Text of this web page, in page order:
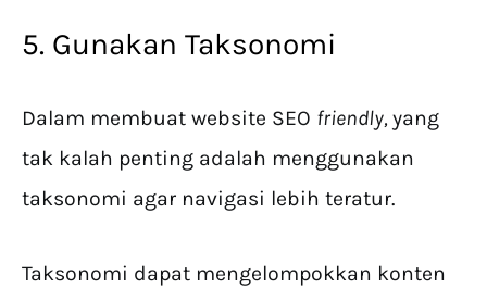
5. Gunakan Taksonomi
Dalam membuat website SEO friendly, yang
tak kalah penting adalah menggunakan
taksonomi agar navigasi lebih teratur.
Taksonomi dapat mengelompokkan konten